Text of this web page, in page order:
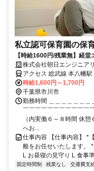
私立認可保育園の保
【時給1600円/残業無】経
をサポート。
株式会社朝日エンジニア
アクセス 総武線 本八幡
分ほど 京成本線 京成八幡
時給1,600円～1,700円
千葉県市川市
勤務時間 ＿＿＿＿＿＿＿
￣￣￣￣￣￣￣￣￣￣￣
（内実働６～８時間 休
へお...
仕事内容 【仕事内容】 *
般をお任せいたします。
L お昼寝の見守り L 食事
固定時間制 残業なし 交通費支